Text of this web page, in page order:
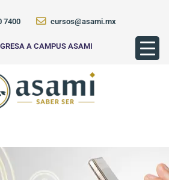
7400 cursos@asami.mx
A CAMPUS ASAMI